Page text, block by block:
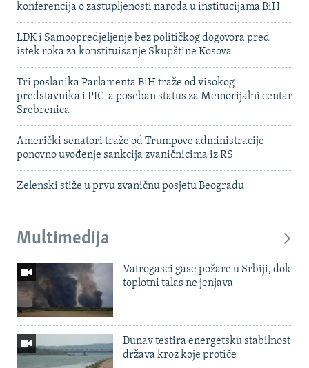
konferencija o zastupljenosti naroda u institucijama BiH
LDK i Samoopredjeljenje bez političkog dogovora pred
istek roka za konstituisanje Skupštine Kosova
Tri poslanika Parlamenta BiH traže od visokog
predstavnika i PIC-a poseban status za Memorijalni centar
Srebrenica
Američki senatori traže od Trumpove administracije
ponovno uvođenje sankcija zvaničnicima iz RS
Zelenski stiže u prvu zvaničnu posjetu Beogradu
Multimedija
Vatrogasci gase požare u Srbiji, dok
toplotni talas ne jenjava
Dunav testira energetsku stabilnost
država kroz koje protiče